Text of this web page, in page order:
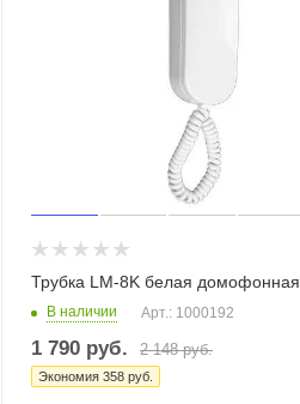
Трубка LM-8K белая домофонная
В наличии Арт.: 1000192
1 790 руб. 2 148руб.
Экономия 358 руб.